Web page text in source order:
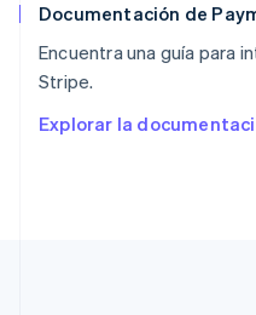
Documentación de
Encuentra una guía para
Stripe.
Explorar la
Reino Unido
República Checa
English
English